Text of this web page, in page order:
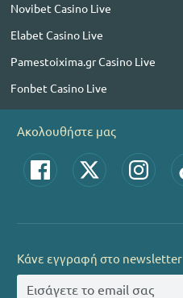
Novibet Casino Live
Elabet Casino Live
Pamestoixima.gr Casino Live
Fonbet Casino Live
Ακολουθήστε μας
Κάνε εγγραφή στο newsletter